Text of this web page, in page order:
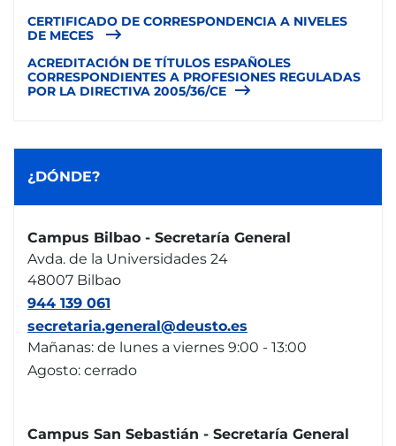
CERTIFICADO DE CORRESPONDENCIA A NIVELES
DE MECES
ACREDITACIÓN DE TÍTULOS ESPAÑOLES
CORRESPONDIENTES A PROFESIONES REGULADAS
POR LA DIRECTIVA 2005/36/CE
¿DÓNDE?
Campus Bilbao - Secretaría General
Avda. de la Universidades 24
48007 Bilbao
944 139 061
secretaria.general@deusto.es
Mañanas: de lunes a viernes 9:00 - 13:00
Agosto: cerrado
Campus San Sebastián - Secretaría General